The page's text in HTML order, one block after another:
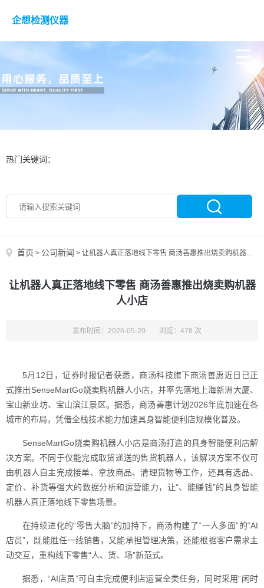
企想检测仪器
热门关键词：
首页 > 公司新闻 > 让机器人真正落地线下零售 商汤善惠推出烧卖购机器人小店
让机器人真正落地线下零售 商汤善惠推出烧卖购机器
人小店
发布时间：2026-05-20 浏览：478 次
5月12日，证券时报记者获悉，商汤科技旗下商汤善惠近日已正
式推出SenseMartGo烧卖购机器人小店，并率先落地上海新洲大厦、
宝山新业坊、宝山滨江景区。据悉，商汤善惠计划2026年底加速在各
城市的布局，凭借全栈技术能力加速具身智能便利店规模化普及。
SenseMartGo烧卖购机器人小店是商汤打造的具身智能便利店解
决方案。不同于仅能完成取货递送的售货机器人，该解决方案不仅可
由机器人自主完成接单、拿放商品、清理货物等工作，还具有选品、
定价、补货等强大的数据分析和运营能力，让“、能赚钱”的具身智能
机器人真正落地线下零售场景。
在持续进化的“零售大脑”的加持下，商汤构建了“一人多面”的“AI
店员”，既能胜任一线销售，又能承担管理决策，还能根据客户需求主
动交互，重构线下零售“人、货、场”新范式。
据悉，“AI店员”可自主完成便利店运营全类任务，同时采用“闲时